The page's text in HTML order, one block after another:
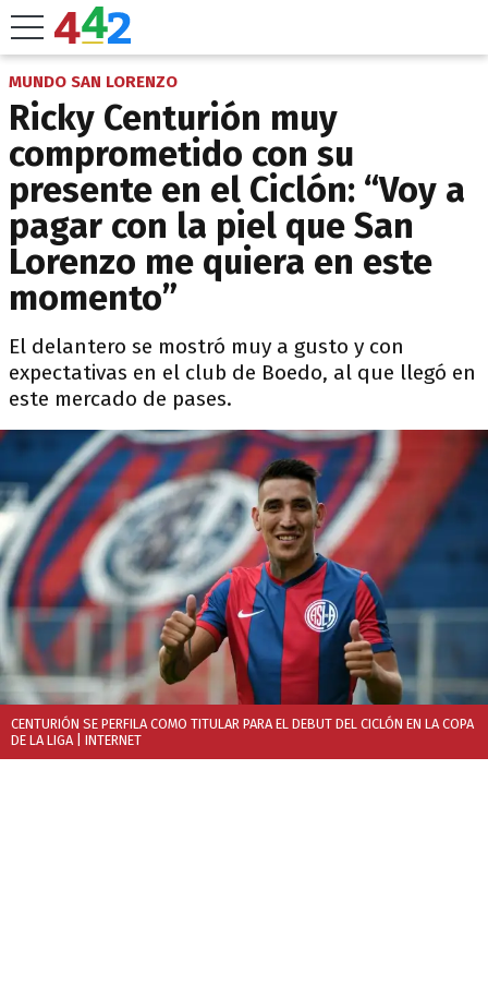
MUNDO SAN LORENZO
Ricky Centurión muy
comprometido con su
presente en el Ciclón: “Voy a
pagar con la piel que San
Lorenzo me quiera en este
momento”
El delantero se mostró muy a gusto y con
expectativas en el club de Boedo, al que llegó en
este mercado de pases.
CENTURIÓN SE PERFILA COMO TITULAR PARA EL DEBUT DEL CICLÓN EN LA COPA
DE LA LIGA | INTERNET